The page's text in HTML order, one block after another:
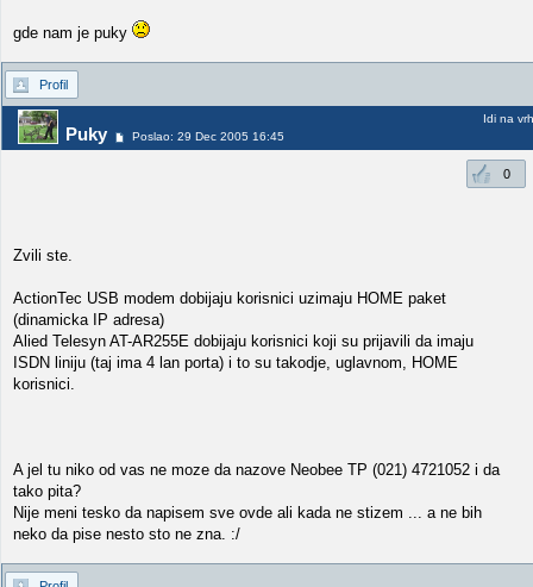
gde nam je puky
Profil
Puky Poslao: 29 Dec 2005 16:45
Idi na vrh
0
Zvili ste.
ActionTec USB modem dobijaju korisnici uzimaju HOME paket
(dinamicka IP adresa)
Alied Telesyn AT-AR255E dobijaju korisnici koji su prijavili da imaju
ISDN liniju (taj ima 4 lan porta) i to su takodje, uglavnom, HOME
korisnici.
A jel tu niko od vas ne moze da nazove Neobee TP (021) 4721052 i da
tako pita?
Nije meni tesko da napisem sve ovde ali kada ne stizem ... a ne bih
neko da pise nesto sto ne zna. :/